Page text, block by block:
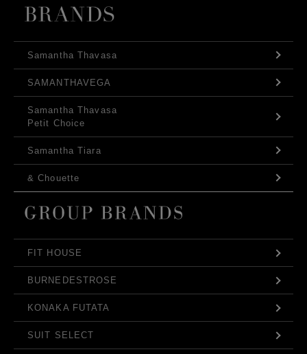
Samantha Thavasa
SAMANTHAVEGA
Samantha Thavasa
Petit Choice
Samantha Tiara
& Chouette
FIT HOUSE
BURNEDESTROSE
KONAKA FUTATA
SUIT SELECT